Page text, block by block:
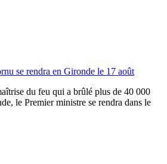
se rendra en Gironde le 17 août
du feu qui a brûlé plus de 40 000
le Premier ministre se rendra dans le